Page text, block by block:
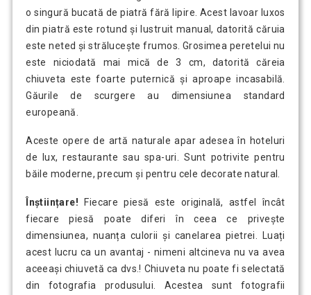
o singură bucată de piatră fără lipire. Acest lavoar luxos
din piatră este rotund și lustruit manual, datorită căruia
este neted și strălucește frumos. Grosimea peretelui nu
este niciodată mai mică de 3 cm, datorită căreia
chiuveta este foarte puternică și aproape incasabilă.
Găurile de scurgere au dimensiunea standard
europeană.
Aceste opere de artă naturale apar adesea în hoteluri
de lux, restaurante sau spa-uri. Sunt potrivite pentru
băile moderne, precum și pentru cele decorate natural.
Înștiințare! Fiecare piesă este originală, astfel încât
fiecare piesă poate diferi în ceea ce privește
dimensiunea, nuanța culorii și canelarea pietrei. Luați
acest lucru ca un avantaj - nimeni altcineva nu va avea
aceeași chiuvetă ca dvs.! Chiuveta nu poate fi selectată
din fotografia produsului. Acestea sunt fotografii